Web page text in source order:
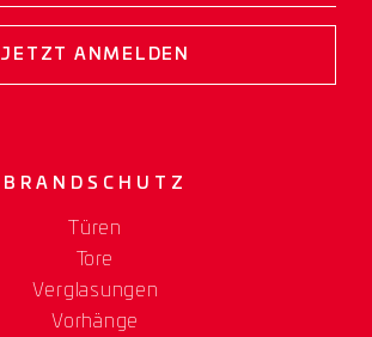
JETZT ANMELDEN
BRANDSCHUTZ
Türen
Tore
Verglasungen
Vorhänge